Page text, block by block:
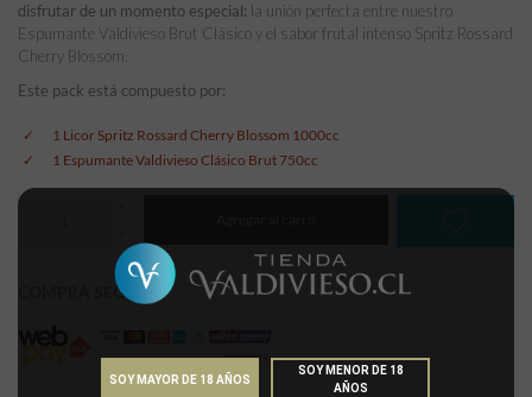
disfrutar de un momento especial: la unión perfecta entre nuestro
Espumante Valdivieso Brut Clásico y el sabor frutal intenso Spritz Rossard
Cherry Blossom.
Este pack está compuesto por:
1 Licor Spritz Rossard Cherry Blossom 1000cc
1 Espumante Valdivieso Clásico Brut 750cc
COMPRA SEGURA
SOY MAYOR DE 18 AÑOS
SOY MENOR DE 18
AÑOS